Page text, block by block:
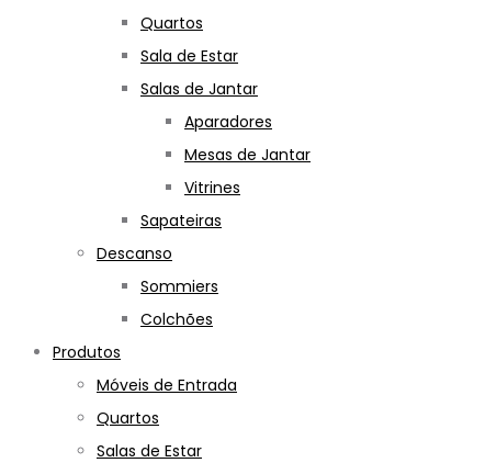
Quartos
Sala de Estar
Salas de Jantar
Aparadores
Mesas de Jantar
Vitrines
Sapateiras
Descanso
Sommiers
Colchões
Produtos
Móveis de Entrada
Quartos
Salas de Estar